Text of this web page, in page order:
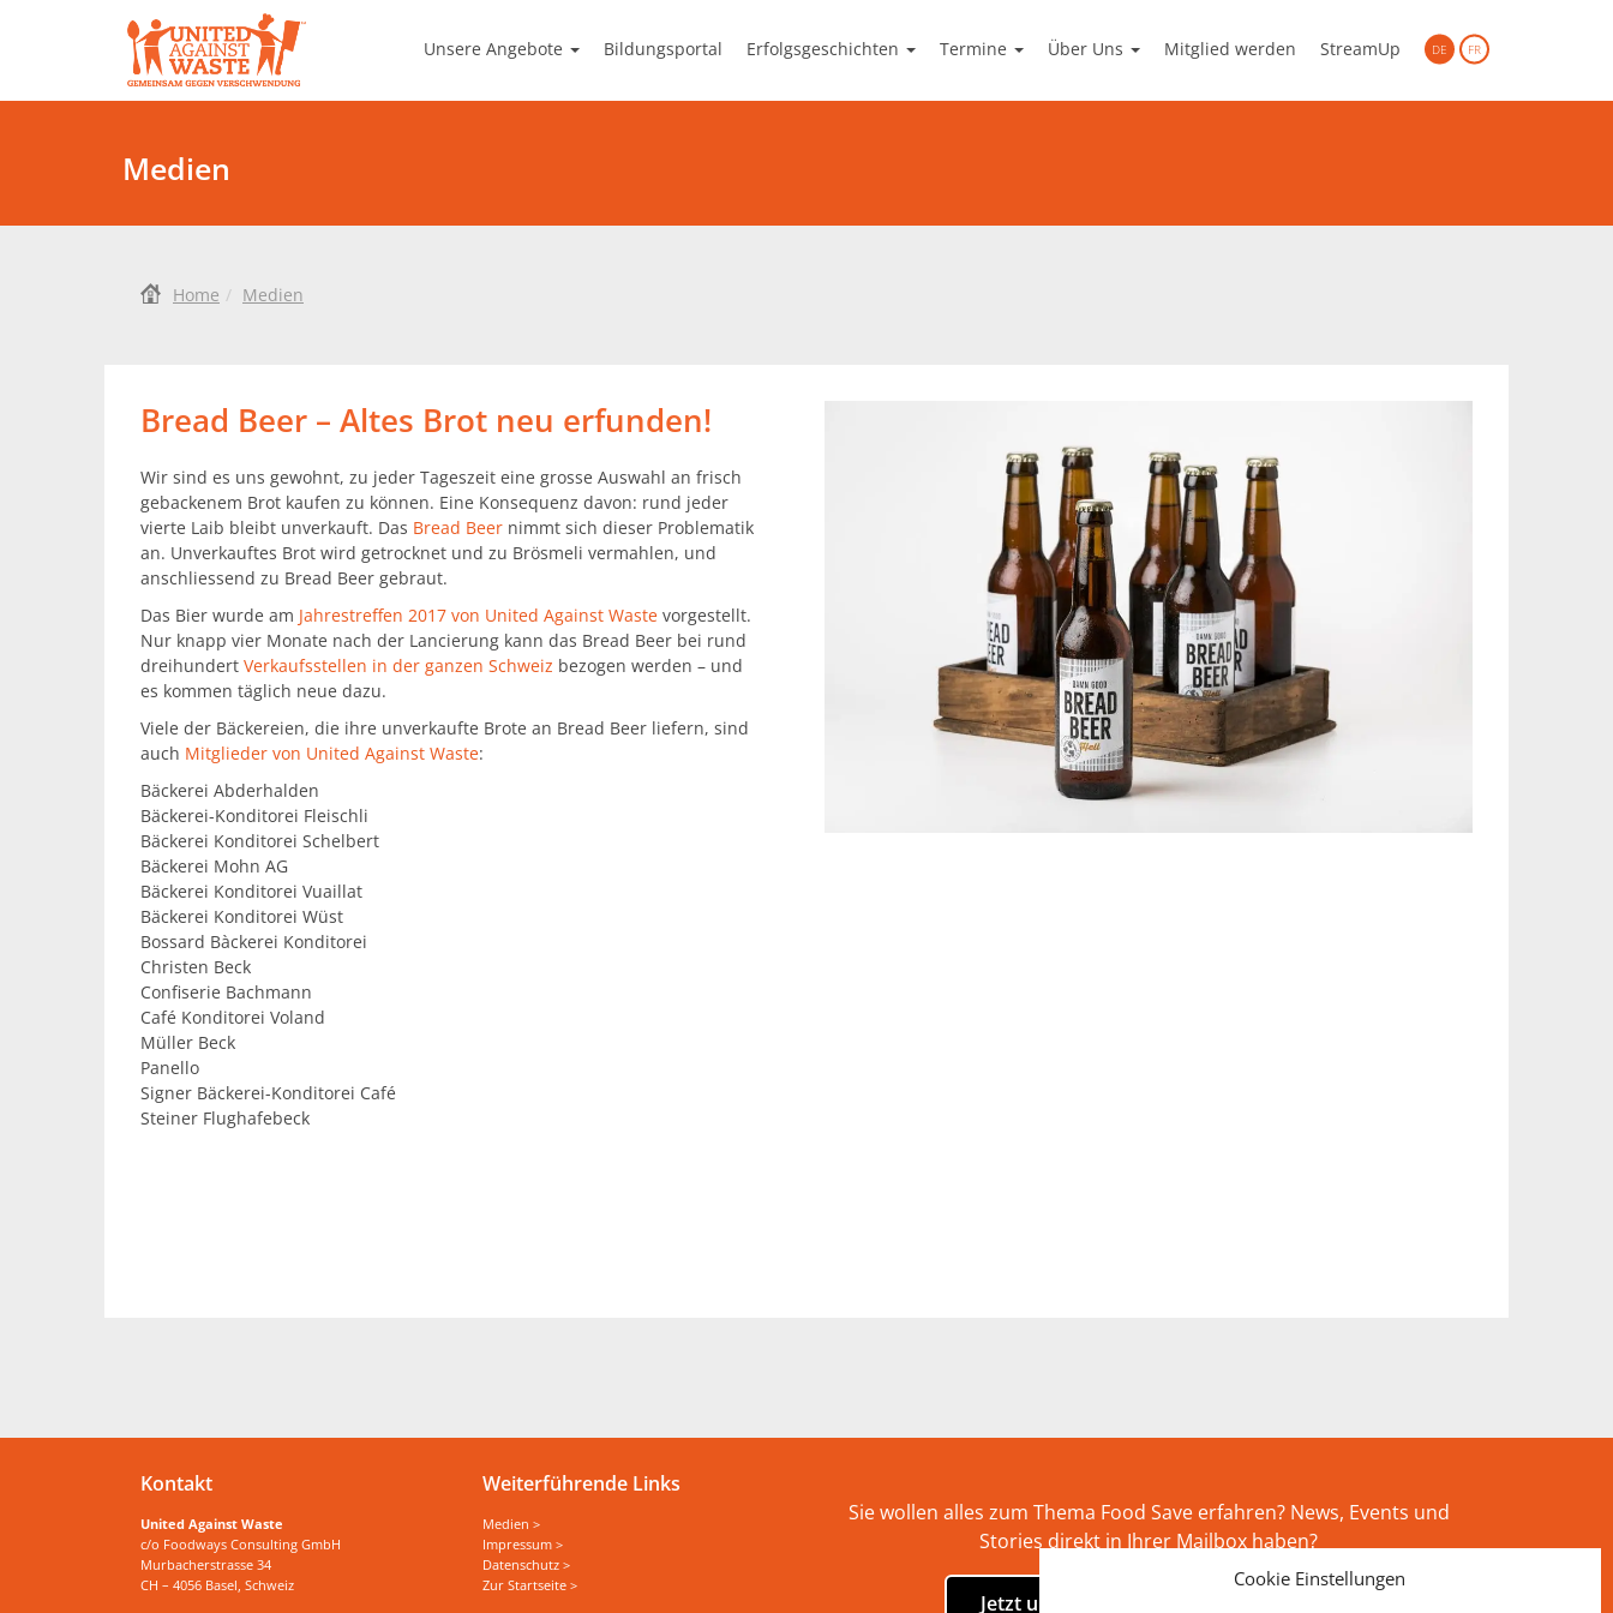
Cookie Einstellungen
DE FR
Unsere Angebote Bildungsportal Erfolgsgeschichten Termine Über Uns Mitglied werden StreamUp
Medien
Home Medien
Bread Beer – Altes Brot neu erfunden!
Wir sind es uns gewohnt, zu jeder Tageszeit eine grosse Auswahl an frisch
gebackenem Brot kaufen zu können. Eine Konsequenz davon: rund jeder
vierte Laib bleibt unverkauft. Das Bread Beer nimmt sich dieser Problematik
an. Unverkauftes Brot wird getrocknet und zu Brösmeli vermahlen, und
anschliessend zu Bread Beer gebraut.
Das Bier wurde am Jahrestreffen 2017 von United Against Waste vorgestellt.
Nur knapp vier Monate nach der Lancierung kann das Bread Beer bei rund
dreihundert Verkaufsstellen in der ganzen Schweiz bezogen werden – und
es kommen täglich neue dazu.
Viele der Bäckereien, die ihre unverkaufte Brote an Bread Beer liefern, sind
auch Mitglieder von United Against Waste:
Bäckerei Abderhalden
Bäckerei-Konditorei Fleischli
Bäckerei Konditorei Schelbert
Bäckerei Mohn AG
Bäckerei Konditorei Vuaillat
Bäckerei Konditorei Wüst
Bossard Bàckerei Konditorei
Christen Beck
Confiserie Bachmann
Café Konditorei Voland
Müller Beck
Panello
Signer Bäckerei-Konditorei Café
Steiner Flughafebeck
Kontakt
United Against Waste
c/o Foodways Consulting GmbH
Murbacherstrasse 34
CH – 4056 Basel, Schweiz
Weiterführende Links
Medien >
Impressum >
Datenschutz >
Zur Startseite >
Sie wollen alles zum Thema Food Save erfahren? News, Events und
Stories direkt in Ihrer Mailbox haben?
Jetzt unseren Newsletter abonnieren